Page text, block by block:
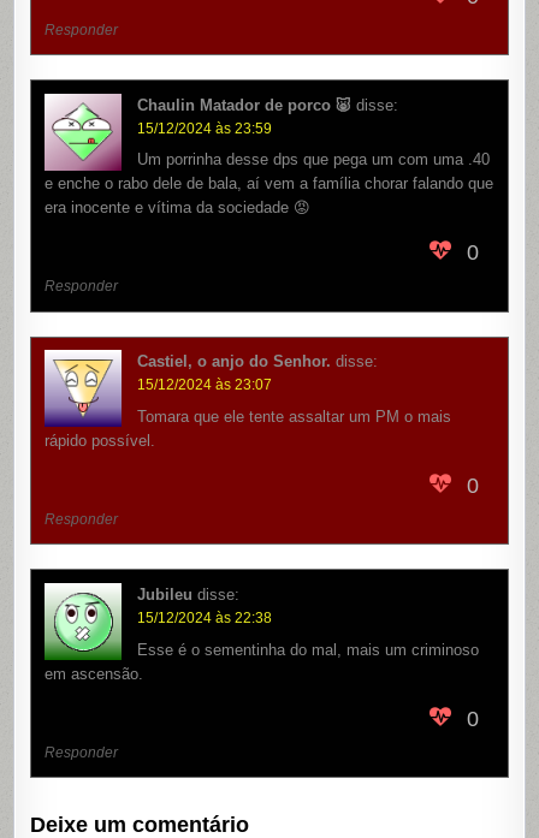
Responder
Chaulin Matador de porco 🐷 disse:
15/12/2024 às 23:59
Um porrinha desse dps que pega um com uma .40
e enche o rabo dele de bala, aí vem a família chorar falando que
era inocente e vítima da sociedade 😡
0
Responder
Castiel, o anjo do Senhor. disse:
15/12/2024 às 23:07
Tomara que ele tente assaltar um PM o mais
rápido possível.
0
Responder
Jubileu disse:
15/12/2024 às 22:38
Esse é o sementinha do mal, mais um criminoso
em ascensão.
0
Responder
Deixe um comentário